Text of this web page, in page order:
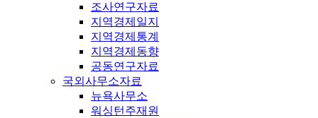
조사연구자료
지역경제일지
지역경제통계
지역경제동향
공동연구자료
국외사무소자료
뉴욕사무소
워싱턴주재원